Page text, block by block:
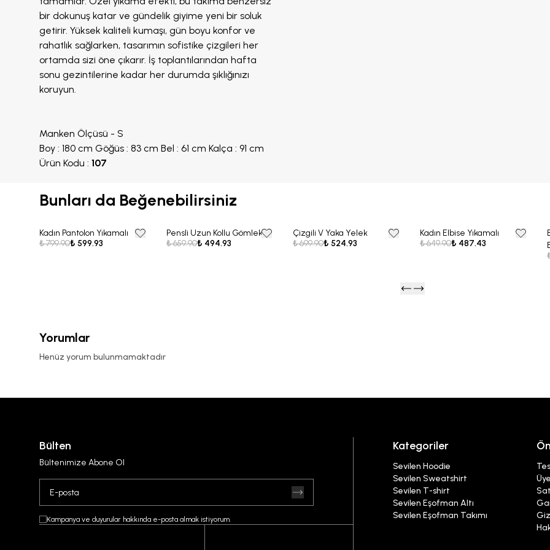
bir dokunuş katar ve gündelik giyime yeni bir soluk
getirir. Yüksek kaliteli kumaşı, gün boyu konfor ve
rahatlık sağlarken, tasarımın sofistike çizgileri her
ortamda sizi öne çıkarır. İş toplantılarından hafta
sonu gezintilerine kadar her durumda şıklığınızı
koruyun.
Manken Ölçüsü - S
Boy : 180 cm Göğüs : 83 cm Bel : 61 cm Kalça : 91 cm
Ürün Kodu : 107
Bunları da Beğenebilirsiniz
25% OFF
Kadın Pantolon Yıkamalı
₺ 799.90₺ 599.93
25% OFF
Pensli Uzun Kollu Gömlek
₺ 659.90₺ 494.93
25% OFF
Çizgili V Yaka Yelek
₺ 699.90₺ 524.93
25% OFF
Kadın Elbise Yıkamalı
₺ 649.90₺ 487.43
Yorumlar
Henüz yorum bulunmamaktadır
Bülten
Bültenimize Abone Ol
Kampanya ve duyurular hakkında e-posta almak istiyorum.
Kategoriler
Sevilen Hoodie
Sevilen Sweatshirt
Sevilen T-shirt
Sevilen Eşofman Altı
Sevilen Eşofman Takımı